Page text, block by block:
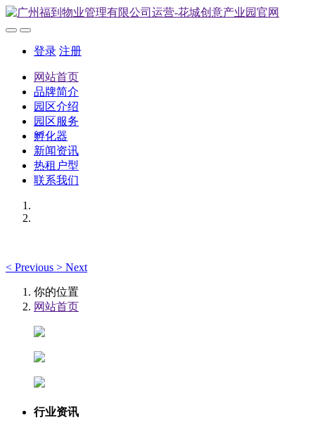
登录 注册
网站首页
品牌简介
园区介绍
园区服务
孵化器
新闻资讯
热租户型
联系我们
< Previous > Next
你的位置
网站首页
行业资讯